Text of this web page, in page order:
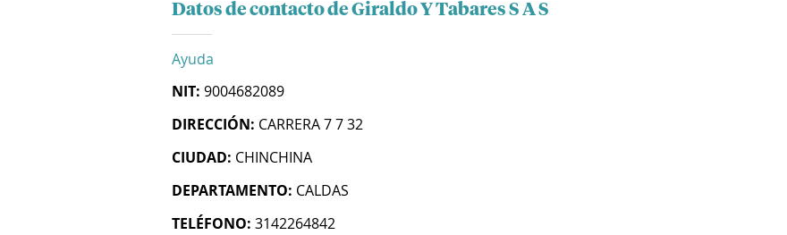
Datos de contacto de Giraldo Y Tabares S A S
Ayuda
NIT: 9004682089
DIRECCIÓN: CARRERA 7 7 32
CIUDAD: CHINCHINA
DEPARTAMENTO: CALDAS
TELÉFONO: 3142264842